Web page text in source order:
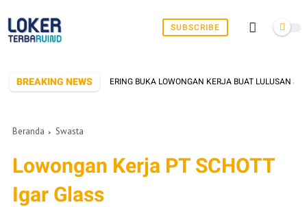
SUBSCRIBE
BREAKING NEWS
DI SERANG YANG SERING BUKA LOWONGAN KERJA BUAT LULUSAN SMK/
Beranda Swasta
Lowongan Kerja PT SCHOTT
Igar Glass